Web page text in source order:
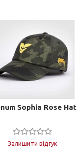
Sophia Rose
Залишити відгук